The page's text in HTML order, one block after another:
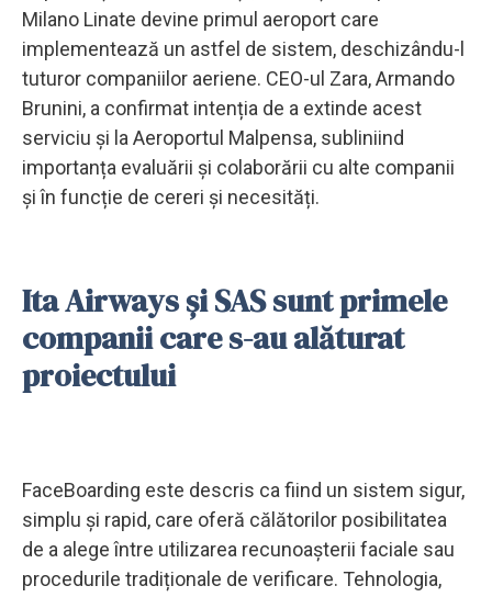
Milano Linate devine primul aeroport care
implementează un astfel de sistem, deschizându-l
tuturor companiilor aeriene. CEO-ul Zara, Armando
Brunini, a confirmat intenția de a extinde acest
serviciu și la Aeroportul Malpensa, subliniind
importanța evaluării și colaborării cu alte companii
și în funcție de cereri și necesități.
Ita Airways și SAS sunt primele
companii care s-au alăturat
proiectului
FaceBoarding este descris ca fiind un sistem sigur,
simplu și rapid, care oferă călătorilor posibilitatea
de a alege între utilizarea recunoașterii faciale sau
procedurile tradiționale de verificare. Tehnologia,